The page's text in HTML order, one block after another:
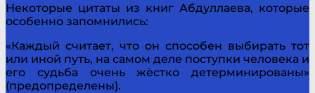
Некоторые цитаты из книг Абдуллаева, которые
особенно запомнились:
«Каждый считает, что он способен выбирать тот
или иной путь, на самом деле поступки человека и
его судьба очень жёстко детерминированы»
(предопределены).